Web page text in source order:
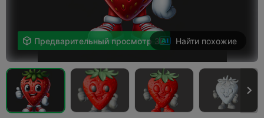
 Предварительный просмотр 3D Найти похожие
